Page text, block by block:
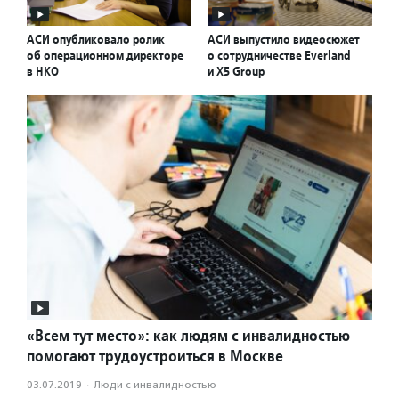
АСИ опубликовало ролик
об операционном директоре
в НКО
АСИ выпустило видеосюжет
о сотрудничестве Everland
и X5 Group
«Всем тут место»: как людям с инвалидностью
помогают трудоустроиться в Москве
03.07.2019 · Люди с инвалидностью